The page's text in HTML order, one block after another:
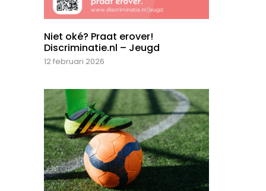
Niet oké? Praat erover!
Discriminatie.nl – Jeugd
12 februari 2026